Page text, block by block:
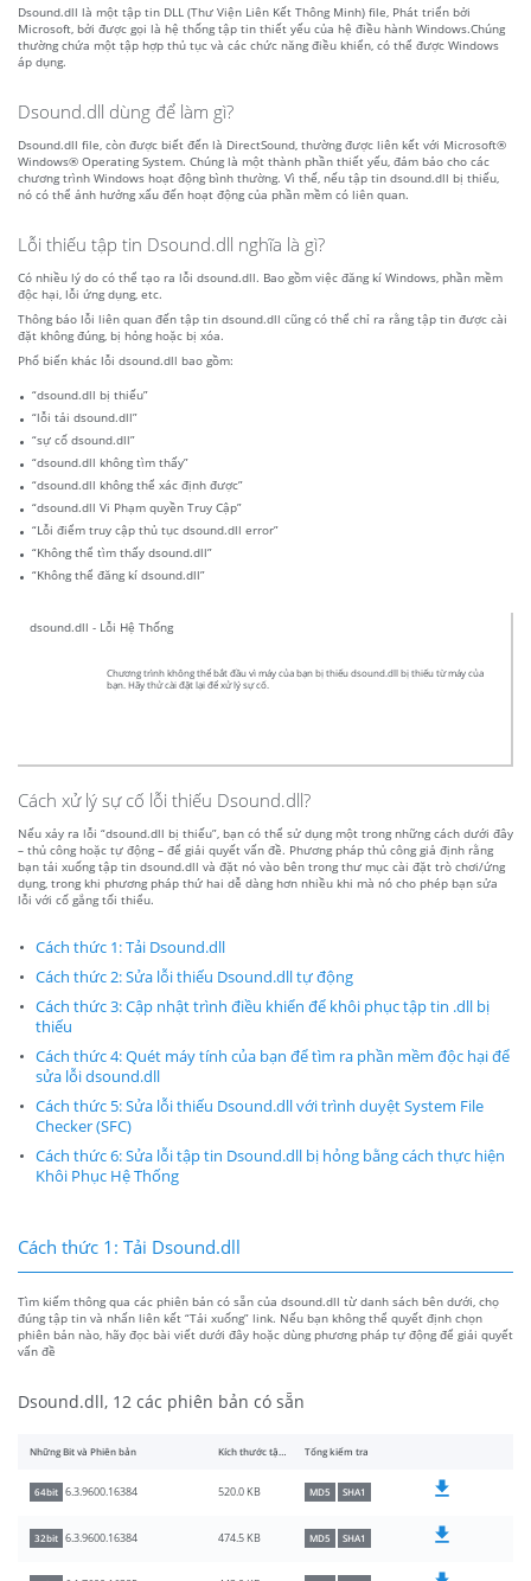
Dsound.dll là một tập tin DLL (Thư Viện Liên Kết Thông Minh) file, Phát triển bởi
Microsoft, bởi được gọi là hệ thống tập tin thiết yếu của hệ điều hành Windows.Chúng
thường chứa một tập hợp thủ tục và các chức năng điều khiển, có thể được Windows
áp dụng.
Dsound.dll dùng để làm gì?
Dsound.dll file, còn được biết đến là DirectSound, thường được liên kết với Microsoft®
Windows® Operating System. Chúng là một thành phần thiết yếu, đảm bảo cho các
chương trình Windows hoạt động bình thường. Vì thế, nếu tập tin dsound.dll bị thiếu,
nó có thể ảnh hưởng xấu đến hoạt động của phần mềm có liên quan.
Lỗi thiếu tập tin Dsound.dll nghĩa là gì?
Có nhiều lý do có thể tạo ra lỗi dsound.dll. Bao gồm việc đăng kí Windows, phần mềm
độc hại, lỗi ứng dụng, etc.
Thông báo lỗi liên quan đến tập tin dsound.dll cũng có thể chỉ ra rằng tập tin được cài
đặt không đúng, bị hỏng hoặc bị xóa.
Phổ biến khác lỗi dsound.dll bao gồm:
“dsound.dll bị thiếu”
“lỗi tải dsound.dll”
“sự cố dsound.dll”
“dsound.dll không tìm thấy”
“dsound.dll không thể xác định được”
“dsound.dll Vi Phạm quyền Truy Cập”
“Lỗi điểm truy cập thủ tục dsound.dll error”
“Không thể tìm thấy dsound.dll”
“Không thể đăng kí dsound.dll”
dsound.dll - Lỗi Hệ Thống
Chương trình không thể bắt đầu vì máy của bạn bị thiếu dsound.dll bị thiếu từ máy của
bạn. Hãy thử cài đặt lại để xử lý sự cố.
Cách xử lý sự cố lỗi thiếu Dsound.dll?
Nếu xảy ra lỗi “dsound.dll bị thiếu”, bạn có thể sử dụng một trong những cách dưới đây
– thủ công hoặc tự động – để giải quyết vấn đề. Phương pháp thủ công giả định rằng
bạn tải xuống tập tin dsound.dll và đặt nó vào bên trong thư mục cài đặt trò chơi/ứng
dụng, trong khi phương pháp thứ hai dễ dàng hơn nhiều khi mà nó cho phép bạn sửa
lỗi với cố gắng tối thiểu.
Cách thức 1: Tải Dsound.dll
Cách thức 2: Sửa lỗi thiếu Dsound.dll tự động
Cách thức 3: Cập nhật trình điều khiển để khôi phục tập tin .dll bị
thiếu
Cách thức 4: Quét máy tính của bạn để tìm ra phần mềm độc hại để
sửa lỗi dsound.dll
Cách thức 5: Sửa lỗi thiếu Dsound.dll với trình duyệt System File
Checker (SFC)
Cách thức 6: Sửa lỗi tập tin Dsound.dll bị hỏng bằng cách thực hiện
Khôi Phục Hệ Thống
Cách thức 1: Tải Dsound.dll
Tìm kiếm thông qua các phiên bản có sẵn của dsound.dll từ danh sách bên dưới, chọ
đúng tập tin và nhấn liên kết “Tải xuống” link. Nếu bạn không thể quyết định chọn
phiên bản nào, hãy đọc bài viết dưới đây hoặc dùng phương pháp tự động để giải quyết
vấn đề
Dsound.dll, 12 các phiên bản có sẵn
Những Bit và Phiên bản Kích thước tập tin Tổng kiểm tra
64bit 6.3.9600.16384 520.0 KB MD5 SHA1
32bit 6.3.9600.16384 474.5 KB MD5 SHA1